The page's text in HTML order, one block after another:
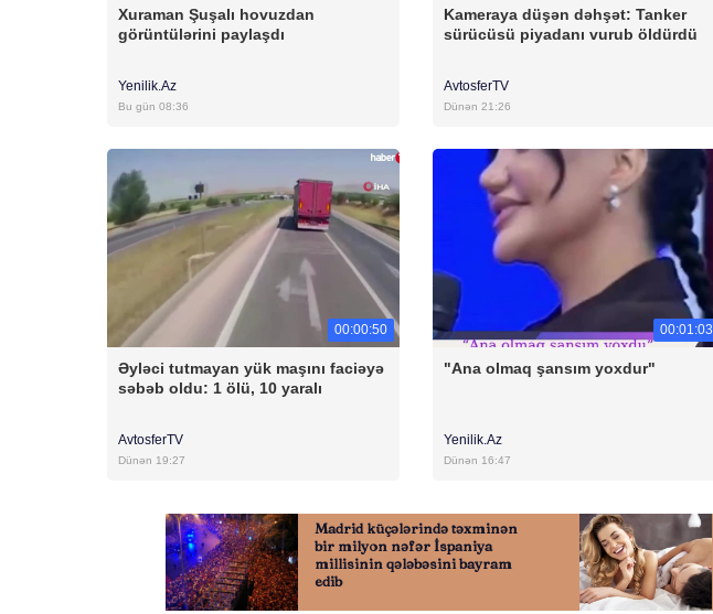
Xuraman Şuşalı hovuzdan
görüntülərini paylaşdı
Yenilik.Az
Bu gün 08:36
Kameraya düşən dəhşət: Tanker
sürücüsü piyadanı vurub öldürdü
AvtosferTV
Dünən 21:26
00:00:50
Əyləci tutmayan yük maşını faciəyə
səbəb oldu: 1 ölü, 10 yaralı
AvtosferTV
Dünən 19:27
00:01:03
"Ana olmaq şansım yoxdur"
Yenilik.Az
Dünən 16:47